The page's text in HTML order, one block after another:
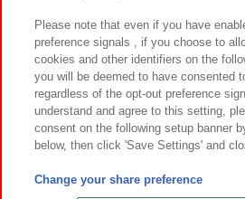
カスタマーハラスメント対応方針 よく
©Bandai Namco
©Bandai Namco
Please note that even if you have
preference signals , if you choose to
cookies and other identifiers on the
you will be deemed to have consented
regardless of the opt-out preference
understand and agree to this setting,
consent on the following setup banner
below, then click 'Save Settings' and
Change your share preference